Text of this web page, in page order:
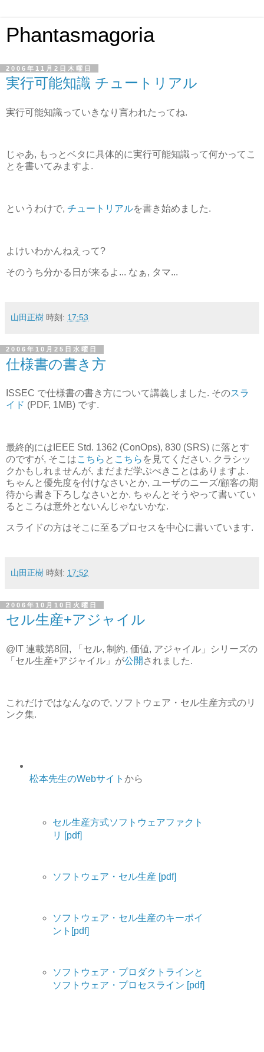
Phantasmagoria
2006年11月2日木曜日
実行可能知識 チュートリアル
実行可能知識っていきなり言われたってね.
じゃあ, もっとベタに具体的に実行可能知識って何かってこ
とを書いてみますよ.
というわけで, チュートリアルを書き始めました.
よけいわかんねえって?
そのうち分かる日が来るよ... なぁ, タマ...
山田正樹 時刻: 17:53
2006年10月25日水曜日
仕様書の書き方
ISSEC で仕様書の書き方について講義しました. そのスラ
イド (PDF, 1MB) です.
最終的にはIEEE Std. 1362 (ConOps), 830 (SRS) に落とす
のですが, そこはこちら と こちら を見てください. クラシッ
クかもしれませんが, まだまだ学ぶべきことはありますよ.
ちゃんと優先度を付けなさいとか, ユーザのニーズ/顧客の期
待から書き下ろしなさいとか. ちゃんとそうやって書いてい
るところは意外とないんじゃないかな.
スライドの方はそこに至るプロセスを中心に書いています.
山田正樹 時刻: 17:52
2006年10月10日火曜日
セル生産+アジャイル
@IT 連載第8回, 「セル, 制約, 価値, アジャイル」シリーズの
「セル生産+アジャイル」が公開 されました.
これだけではなんなので, ソフトウェア・セル生産方式のリ
ンク集.
松本先生のWebサイト から
セル生産方式ソフトウェアファクト
リ [pdf]
ソフトウェア・セル生産 [pdf]
ソフトウェア・セル生産のキーポイ
ント[pdf]
ソフトウェア・プロダクトラインと
ソフトウェア・プロセスライン [pdf]